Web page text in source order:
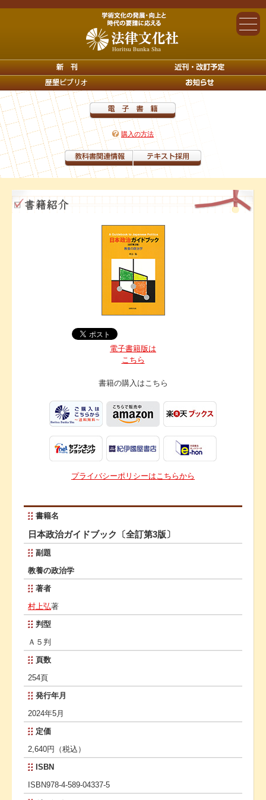
購入の方法
電子書籍版は
こちら
書籍の購入はこちら
プライバシーポリシーはこちらから
書籍名
日本政治ガイドブック〔全訂第3版〕
副題
教養の政治学
著者
村上弘著
判型
Ａ５判
頁数
254頁
発行年月
2024年5月
定価
2,640円（税込）
ISBN
ISBN978-4-589-04337-5